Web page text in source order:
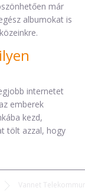
már
albumokat is
internetet
emberek
kezd,
tölt azzal, hogy
Vannet